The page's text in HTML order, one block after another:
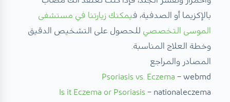
بالإكزيما أو الصدفية، فيمكنك زيارتنا في مستشفى
الموسى التخصصي للحصول على التشخيص الدقيق
وخطة العلاج المناسبة.
المصادر والمراجع
Psoriasis vs. Eczema – webmd
Is it Eczema or Psoriasis – nationaleczema